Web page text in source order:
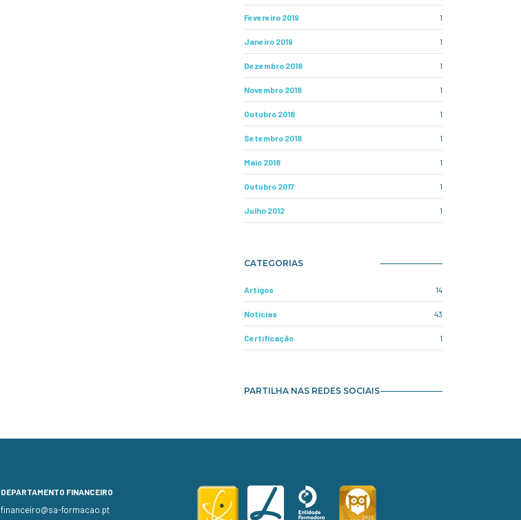
Fevereiro 2019 1
Janeiro 2019 1
Dezembro 2018 1
Novembro 2018 1
Outubro 2018 1
Setembro 2018 1
Maio 2018 1
Outubro 2017 1
Julho 2012 1
CATEGORIAS
Artigos 14
Notícias 43
Certificação 1
PARTILHA NAS REDES SOCIAIS
DEPARTAMENTO FINANCEIRO
financeiro@sa-formacao.pt